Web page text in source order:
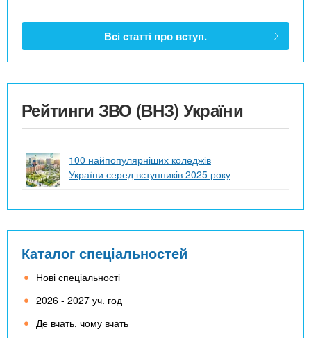
Всі статті про вступ.
Рейтинги ЗВО (ВНЗ) України
100 найпопулярніших коледжів
України серед вступників 2025 року
Каталог спеціальностей
Нові спеціальності
2026 - 2027 уч. год
Де вчать, чому вчать